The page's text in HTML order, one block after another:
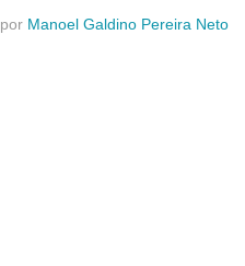
por Manoel Galdino Pereira Neto